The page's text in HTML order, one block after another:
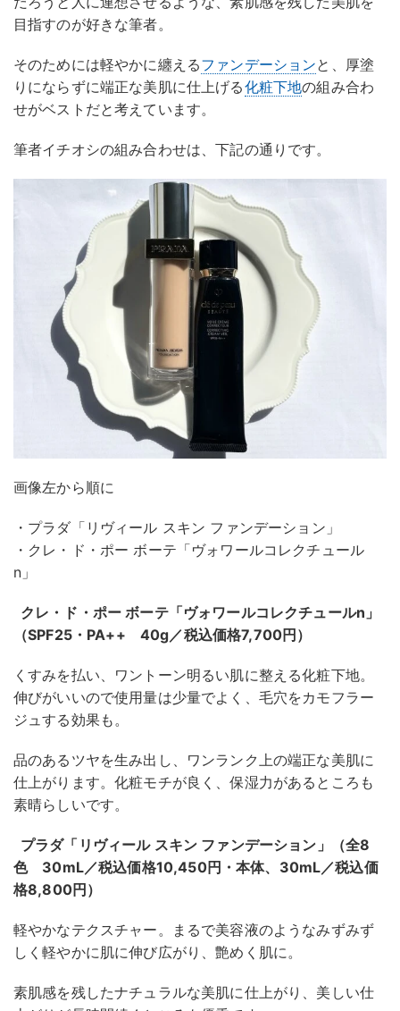
目指すのが好きな筆者。
そのためには軽やかに纏えるファンデーションと、厚塗
りにならずに端正な美肌に仕上げる化粧下地の組み合わ
せがベストだと考えています。
筆者イチオシの組み合わせは、下記の通りです。
画像左から順に
・プラダ「リヴィール スキン ファンデーション」
・クレ・ド・ポー ボーテ「ヴォワールコレクチュール
n」
クレ・ド・ポー ボーテ「ヴォワールコレクチュールn」
（SPF25・PA++ 40g／税込価格7,700円）
くすみを払い、ワントーン明るい肌に整える化粧下地。
伸びがいいので使用量は少量でよく、毛穴をカモフラー
ジュする効果も。
品のあるツヤを生み出し、ワンランク上の端正な美肌に
仕上がります。化粧モチが良く、保湿力があるところも
素晴らしいです。
プラダ「リヴィール スキン ファンデーション」（全8
色 30mL／税込価格10,450円・本体、30mL／税込価
格8,800円）
軽やかなテクスチャー。まるで美容液のようなみずみず
しく軽やかに肌に伸び広がり、艶めく肌に。
素肌感を残したナチュラルな美肌に仕上がり、美しい仕